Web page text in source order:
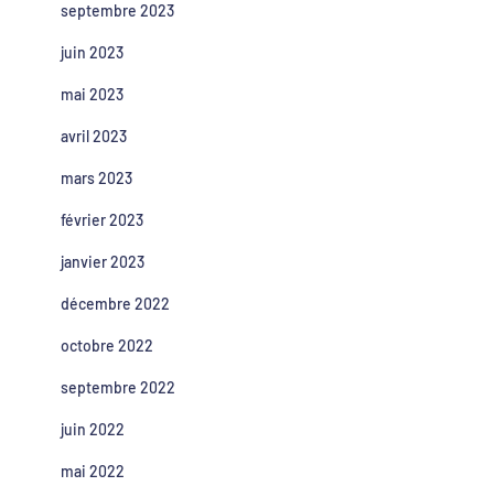
septembre 2023
juin 2023
mai 2023
avril 2023
mars 2023
février 2023
janvier 2023
décembre 2022
octobre 2022
septembre 2022
juin 2022
mai 2022